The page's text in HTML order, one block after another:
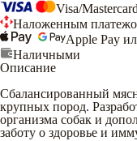
Visa/
Наложенным
Apple Pay
Наличными
Описание
Сбалансированный
крупных пород.
организма собак и
заботу о здоровье и